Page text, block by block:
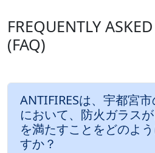
FREQUENTLY
(FAQ)
ANTIFIRESは、宇都宮
において、防火ガラス
を満たすことをどのよ
すか？